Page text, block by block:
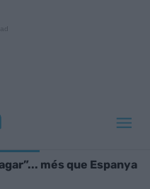
més que Espanya